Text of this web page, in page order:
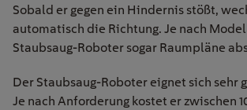
Sobald er gegen ein Hindernis stößt,
automatisch die Richtung. Je nach
Staubsaug-Roboter sogar Raumpläne
Der Staubsaug-Roboter eignet sich sehr
Je nach Anforderung kostet er zwischen